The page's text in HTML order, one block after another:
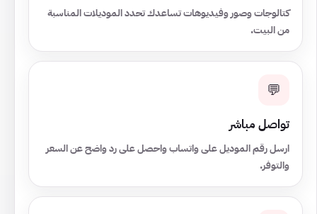
كتالوجات وصور وفيديوهات تساعدك تحدد الموديلات المناسبة
من البيت.
💬
تواصل مباشر
ارسل رقم الموديل على واتساب واحصل على رد واضح عن السعر
والتوفر.